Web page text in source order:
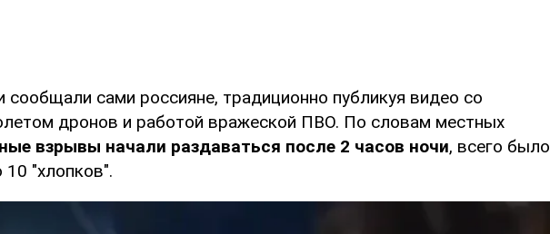
сообщали сами россияне, традиционно публикуя видео со
дронов и работой вражеской ПВО. По словам местных
взрывы начали раздаваться после 2 часов ночи, всего было
"хлопков".